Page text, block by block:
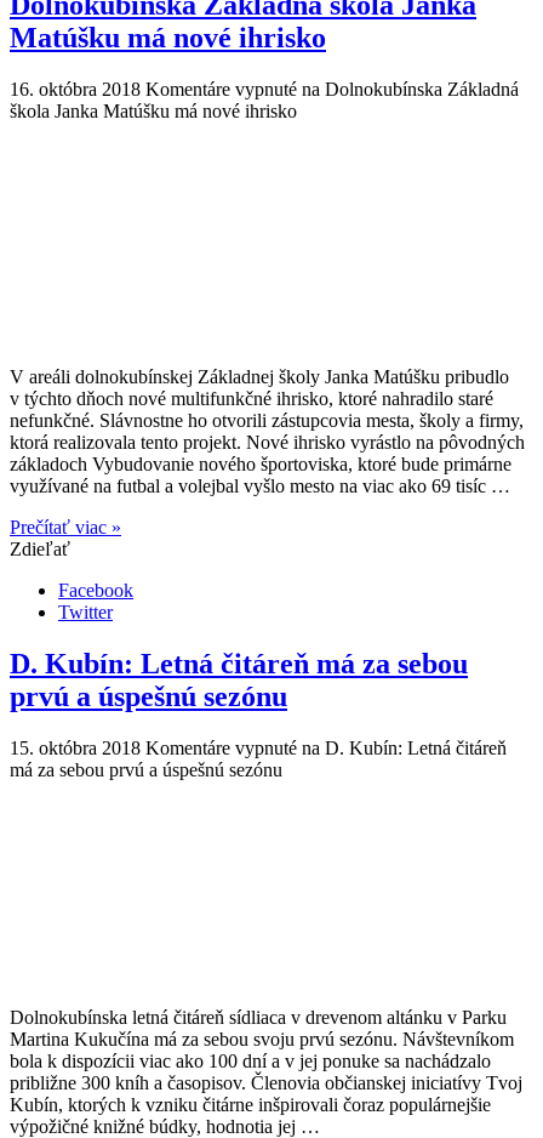
Matúšku má nové ihrisko
16. októbra 2018 Komentáre vypnuté na Dolnokubínska Základná
škola Janka Matúšku má nové ihrisko
V areáli dolnokubínskej Základnej školy Janka Matúšku pribudlo
v týchto dňoch nové multifunkčné ihrisko, ktoré nahradilo staré
nefunkčné. Slávnostne ho otvorili zástupcovia mesta, školy a firmy,
ktorá realizovala tento projekt. Nové ihrisko vyrástlo na pôvodných
základoch Vybudovanie nového športoviska, ktoré bude primárne
využívané na futbal a volejbal vyšlo mesto na viac ako 69 tisíc …
Prečítať viac »
Zdieľať
Facebook
Twitter
D. Kubín: Letná čitáreň má za sebou
prvú a úspešnú sezónu
15. októbra 2018 Komentáre vypnuté na D. Kubín: Letná čitáreň
má za sebou prvú a úspešnú sezónu
Dolnokubínska letná čitáreň sídliaca v drevenom altánku v Parku
Martina Kukučína má za sebou svoju prvú sezónu. Návštevníkom
bola k dispozícii viac ako 100 dní a v jej ponuke sa nachádzalo
približne 300 kníh a časopisov. Členovia občianskej iniciatívy Tvoj
Kubín, ktorých k vzniku čitárne inšpirovali čoraz populárnejšie
výpožičné knižné búdky, hodnotia jej …